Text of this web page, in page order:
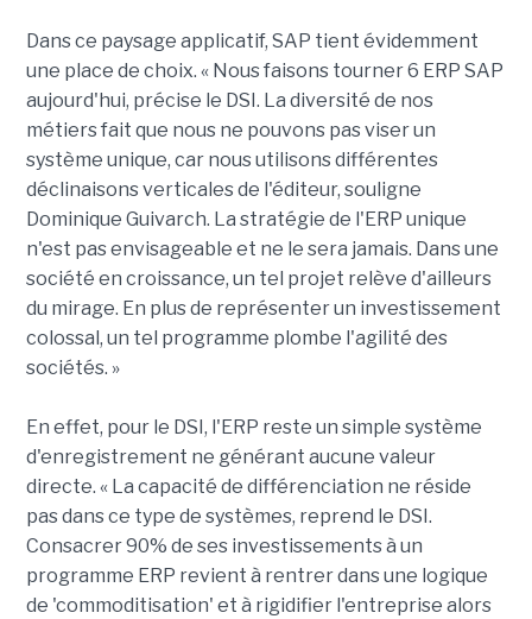
Dans ce paysage applicatif, SAP tient évidemment
une place de choix. « Nous faisons tourner 6 ERP SAP
aujourd'hui, précise le DSI. La diversité de nos
métiers fait que nous ne pouvons pas viser un
système unique, car nous utilisons différentes
déclinaisons verticales de l'éditeur, souligne
Dominique Guivarch. La stratégie de l'ERP unique
n'est pas envisageable et ne le sera jamais. Dans une
société en croissance, un tel projet relève d'ailleurs
du mirage. En plus de représenter un investissement
colossal, un tel programme plombe l'agilité des
sociétés. »
En effet, pour le DSI, l'ERP reste un simple système
d'enregistrement ne générant aucune valeur
directe. « La capacité de différenciation ne réside
pas dans ce type de systèmes, reprend le DSI.
Consacrer 90% de ses investissements à un
programme ERP revient à rentrer dans une logique
de 'commoditisation' et à rigidifier l'entreprise alors